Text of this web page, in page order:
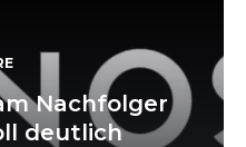
Nachfolger
deutlich